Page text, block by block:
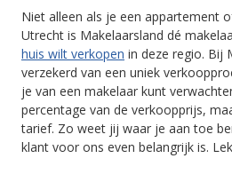
Niet alleen als je een appartement
Utrecht is Makelaarsland dé
huis wilt verkopen in deze regio. Bij
verzekerd van een uniek
je van een makelaar kunt
percentage van de verkoopprijs,
tarief. Zo weet jij waar je aan toe
klant voor ons even belangrijk is.